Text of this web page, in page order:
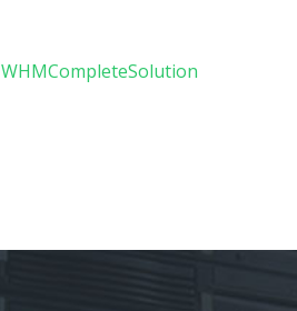
WHMCompleteSolution